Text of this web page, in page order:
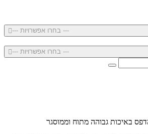
--- בחרו אפשרויות ---
--- בחרו אפשרויות ---
באיכות גבוהה מתוח וממוסגר